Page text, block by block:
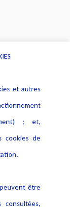
et autres
; et,
cookies de
être
consultées,